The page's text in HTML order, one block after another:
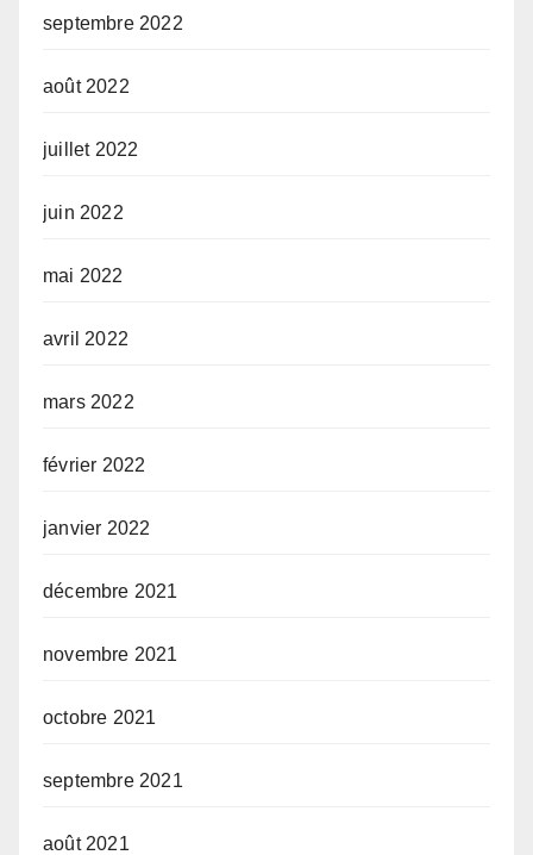
septembre 2022
août 2022
juillet 2022
juin 2022
mai 2022
avril 2022
mars 2022
février 2022
janvier 2022
décembre 2021
novembre 2021
octobre 2021
septembre 2021
août 2021